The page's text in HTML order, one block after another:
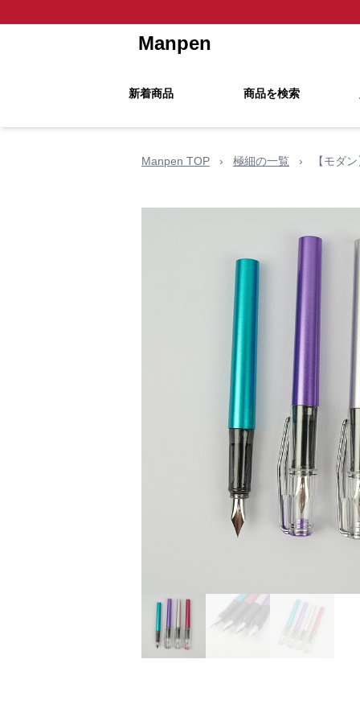
Manpen
新着商品 商品を検索
Manpen TOP › 極細の一覧 › 【モダ